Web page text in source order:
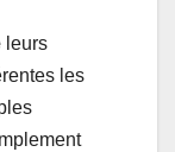
leurs
les